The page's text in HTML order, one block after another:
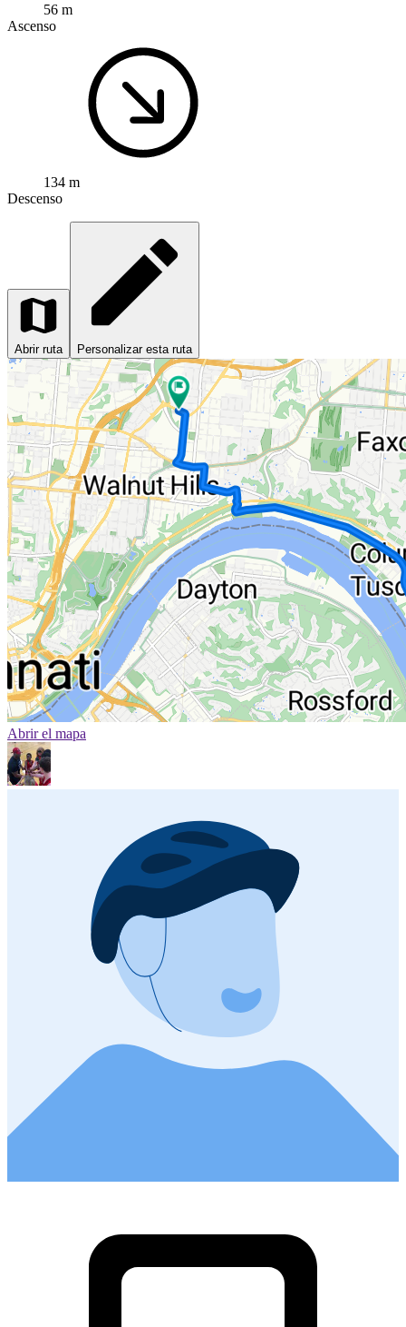
56 m
Ascenso
134 m
Descenso
Abrir ruta Personalizar esta ruta
Abrir el mapa